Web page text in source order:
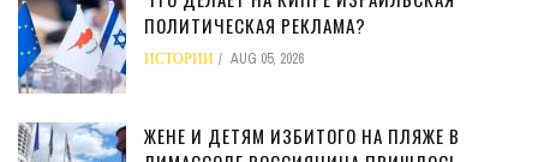
ПОЛИТИЧЕСКАЯ РЕКЛАМА?
ИСТОРИИ AUG 05, 2026
ЖЕНЕ И ДЕТЯМ ИЗБИТОГО НА ПЛЯЖЕ В